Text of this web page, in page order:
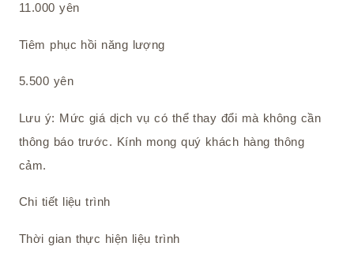
11.000 yên
Tiêm phục hồi năng lượng
5.500 yên
Lưu ý: Mức giá dịch vụ có thể thay đổi mà không cần
thông báo trước. Kính mong quý khách hàng thông
cảm.
Chi tiết liệu trình
Thời gian thực hiện liệu trình